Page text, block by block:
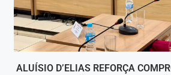
ALUÍSIO D’ELIAS REFORÇA